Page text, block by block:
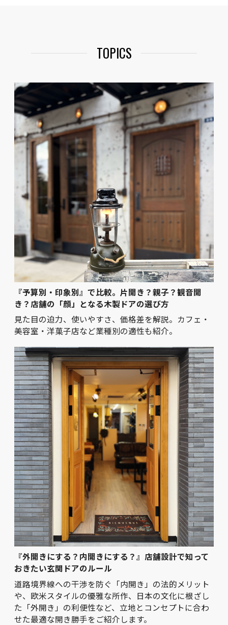
TOPICS
『予算別・印象別』で比較。片開き？親子？観音開
き？店舗の「顔」となる木製ドアの選び方
見た目の迫力、使いやすさ、価格差を解説。カフェ・
美容室・洋菓子店など業種別の適性も紹介。
『外開きにする？内開きにする？』店舗設計で知って
おきたい玄関ドアのルール
道路境界線への干渉を防ぐ「内開き」の法的メリット
や、欧米スタイルの優雅な所作、日本の文化に根ざし
た「外開き」の利便性など、立地とコンセプトに合わ
せた最適な開き勝手をご紹介します。